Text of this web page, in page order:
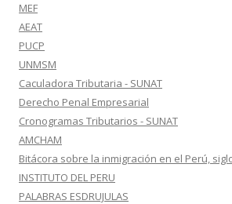
MEF
AEAT
PUCP
UNMSM
Caculadora Tributaria - SUNAT
Derecho Penal Empresarial
Cronogramas Tributarios - SUNAT
AMCHAM
Bitácora sobre la inmigración en el Perú,
INSTITUTO DEL PERU
PALABRAS ESDRUJULAS